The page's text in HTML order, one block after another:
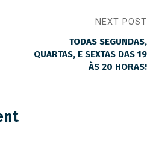
NEXT POST
TODAS SEGUNDAS,
QUARTAS, E SEXTAS DAS 19
ÀS 20 HORAS!